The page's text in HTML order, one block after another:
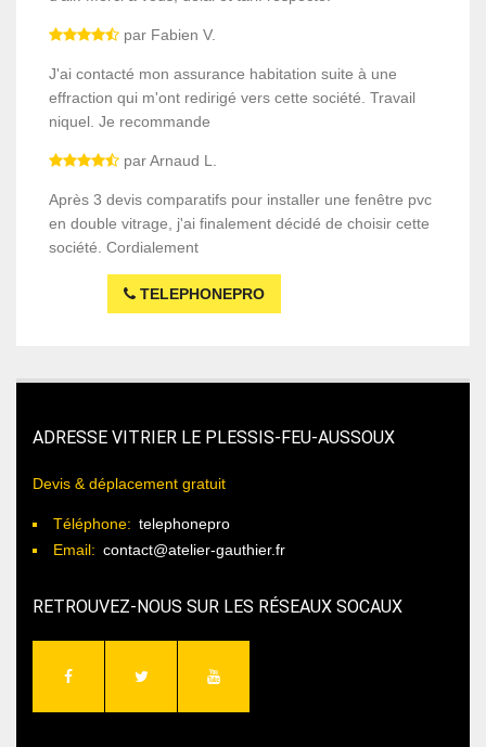
par Fabien V.
J'ai contacté mon assurance habitation suite à une
effraction qui m'ont redirigé vers cette société. Travail
niquel. Je recommande
par Arnaud L.
Après 3 devis comparatifs pour installer une fenêtre pvc
en double vitrage, j'ai finalement décidé de choisir cette
société. Cordialement
TELEPHONEPRO
ADRESSE VITRIER LE PLESSIS-FEU-AUSSOUX
Devis & déplacement gratuit
Téléphone: telephonepro
Email: contact@atelier-gauthier.fr
RETROUVEZ-NOUS SUR LES RÉSEAUX SOCAUX